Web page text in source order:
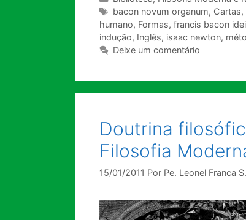
Tags
bacon novum organum, Cartas,
humano, Formas, francis bacon
indução, Inglês, isaac newton,
Deixe um comentário
Doutrina
Filosofia
15/01/2011 Por Pe. Leonel Franca